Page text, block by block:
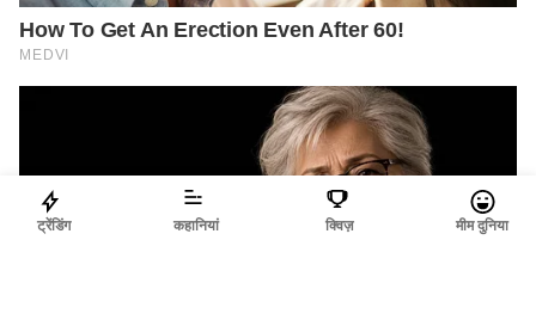
ट्रेंडिंग कहानियां क्विज़ मीम दुनिया